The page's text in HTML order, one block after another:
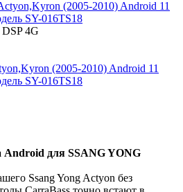
4G
(2005-2010) Android 11
SY-016TS18
для SSANG YONG
Ssang Yong Actyon без